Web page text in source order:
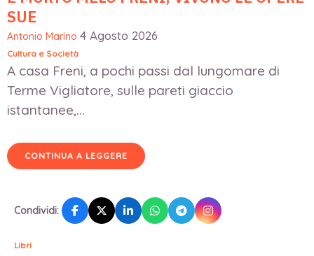
SUE
Antonio Marino 4 Agosto 2026
Cultura e Società
A casa Freni, a pochi passi dal lungomare di
Terme Vigliatore, sulle pareti giaccio
istantanee,...
CONTINUA A LEGGERE
Condividi:
Libri